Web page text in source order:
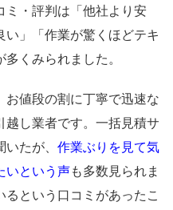
ミ・評判は「他社より安
」「作業が驚くほどテキ
くみられました。
お値段の割に丁寧で迅速な
し業者です。一括見積サ
たが、 作業ぶりを見て気
いという声も多数見られま
るという口コミがあったこ